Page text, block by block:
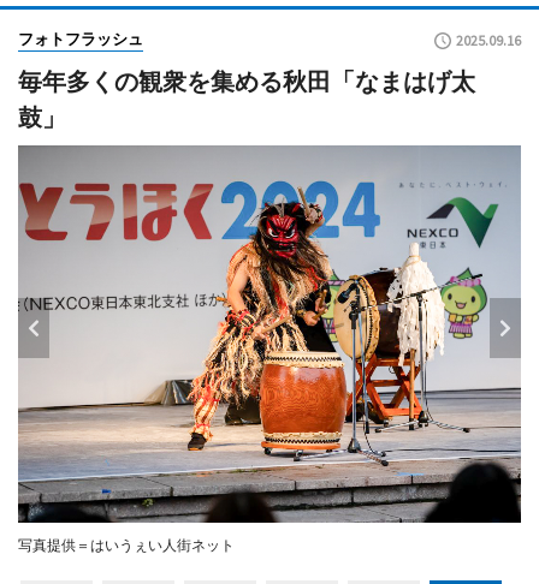
フォトフラッシュ 2025.09.16
毎年多くの観衆を集める秋田「なまはげ太
鼓」
写真提供＝はいうぇい人街ネット